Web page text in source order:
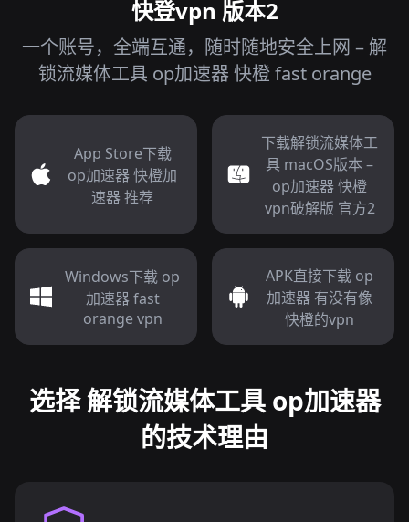
快登vpn 版本2
一个账号，全端互通，随时随地安全上网 – 解
锁流媒体工具 op加速器 快橙 fast orange
App Store下载
op加速器 快橙加
速器 推荐
下载解锁流媒体工
具 macOS版本 –
op加速器 快橙
vpn破解版 官方2
Windows下载 op
加速器 fast
orange vpn
APK直接下载 op
加速器 有没有像
快橙的vpn
选择 解锁流媒体工具 op加速器
的技术理由